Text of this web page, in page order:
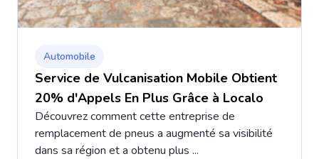
Automobile
Service de Vulcanisation Mobile Obtient
20% d'Appels En Plus Grâce à Localo
Découvrez comment cette entreprise de
remplacement de pneus a augmenté sa visibilité
dans sa région et a obtenu plus ...